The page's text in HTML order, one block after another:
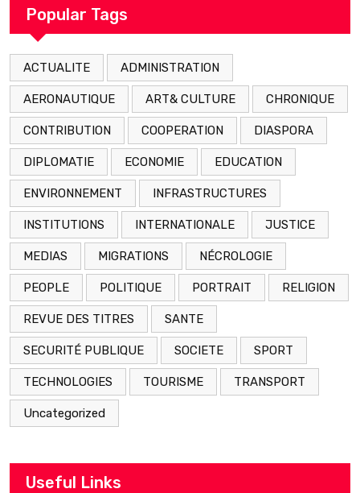
Popular Tags
ACTUALITE ADMINISTRATION
AERONAUTIQUE ART& CULTURE CHRONIQUE
CONTRIBUTION COOPERATION DIASPORA
DIPLOMATIE ECONOMIE EDUCATION
ENVIRONNEMENT INFRASTRUCTURES
INSTITUTIONS INTERNATIONALE JUSTICE
MEDIAS MIGRATIONS NÉCROLOGIE
PEOPLE POLITIQUE PORTRAIT RELIGION
REVUE DES TITRES SANTE
SECURITÉ PUBLIQUE SOCIETE SPORT
TECHNOLOGIES TOURISME TRANSPORT
Uncategorized
Useful Links